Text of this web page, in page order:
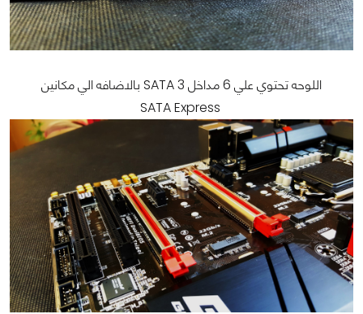
اللوحه تحتوي علي 6 مداخل SATA 3 بالاضافه الي مكانين